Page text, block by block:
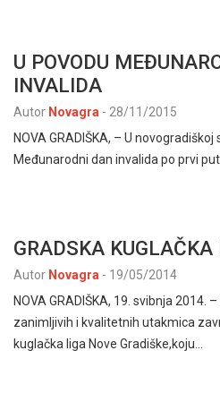
U POVODU
INVALIDA
Autor Novagra - 28/11/2015
NOVA GRADIŠKA, – U novogradiškoj
Međunarodni dan invalida po prvi
GRADSKA KUGLAČKA
Autor Novagra - 19/05/2014
NOVA GRADIŠKA, 19. svibnja 2014.
zanimljivih i kvalitetnih utakmica
kuglačka liga Nove Gradiške,koju…